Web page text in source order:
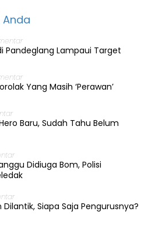
Anda
Pandeglang Lampaui Target
Yang Masih ‘Perawan’
Baru, Sudah Tahu Belum
Didiuga Bom, Polisi
Siapa Saja Pengurusnya?